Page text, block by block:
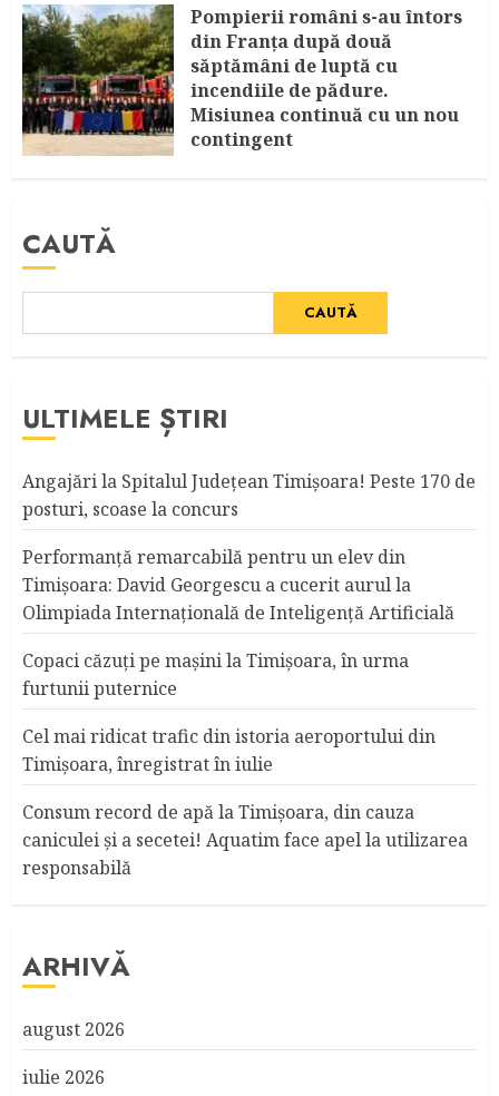
Pompierii români s-au întors
din Franța după două
săptămâni de luptă cu
incendiile de pădure.
Misiunea continuă cu un nou
contingent
CAUTĂ
CAUTĂ
ULTIMELE ȘTIRI
Angajări la Spitalul Judeţean Timişoara! Peste 170 de
posturi, scoase la concurs
Performanță remarcabilă pentru un elev din
Timișoara: David Georgescu a cucerit aurul la
Olimpiada Internațională de Inteligență Artificială
Copaci căzuţi pe maşini la Timişoara, în urma
furtunii puternice
Cel mai ridicat trafic din istoria aeroportului din
Timişoara, înregistrat în iulie
Consum record de apă la Timişoara, din cauza
caniculei şi a secetei! Aquatim face apel la utilizarea
responsabilă
ARHIVĂ
august 2026
iulie 2026